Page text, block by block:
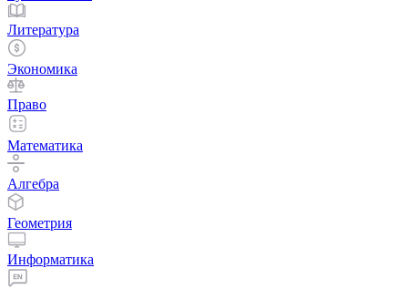
Литература
Экономика
Право
Математика
Алгебра
Геометрия
Информатика